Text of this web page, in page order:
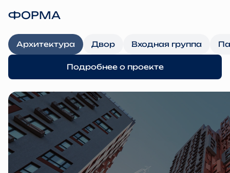
ФОРМА
Архитектура Двор Входная группа
Подробнее о проекте